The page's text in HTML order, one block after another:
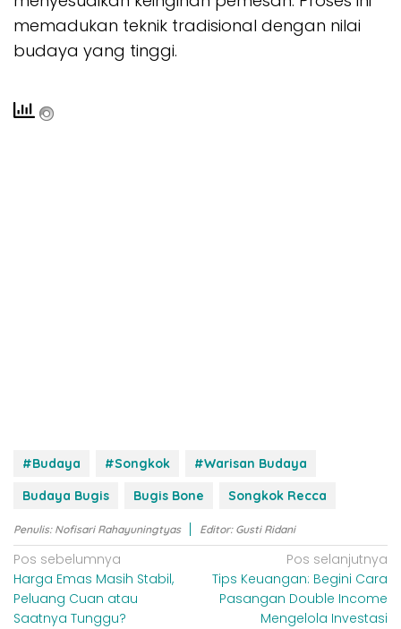
memadukan teknik tradisional dengan nilai
budaya yang tinggi.
#Budaya #Songkok
#Warisan Budaya
Budaya Bugis
Bugis Bone Songkok Recca
Penulis: Nofisari Rahayuningtyas Editor: Gusti Ridani
N
a
v
Pos sebelumnya
Harga Emas Masih Stabil,
Peluang Cuan atau
Saatnya Tunggu?
Pos selanjutnya
Tips Keuangan: Begini Cara
Pasangan Double Income
Mengelola Investasi